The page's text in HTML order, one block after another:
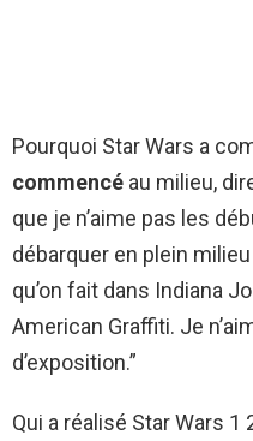
Pourquoi Star Wars a
commencé au milieu,
que je n’aime pas les
débarquer en plein milieu
qu’on fait dans Indiana
American Graffiti. Je
d’exposition.”
Qui a réalisé Star Wars 1